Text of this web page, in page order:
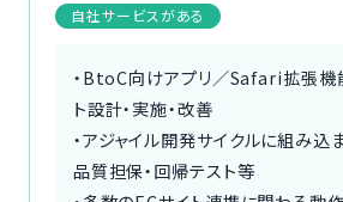
自社サービスがある
・BtoC向けアプリ／Safari拡張機
ト設計・実施・改善
・アジャイル開発サイクルに組み
品質担保・回帰テスト等